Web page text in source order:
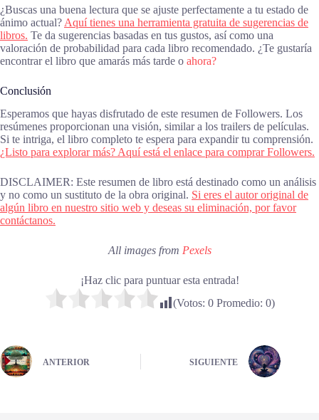
¿Buscas una buena lectura que se ajuste perfectamente a tu estado de
ánimo actual? Aquí tienes una herramienta gratuita de sugerencias de
libros. Te da sugerencias basadas en tus gustos, así como una
valoración de probabilidad para cada libro recomendado. ¿Te gustaría
encontrar el libro que amarás más tarde o ahora?
Conclusión
Esperamos que hayas disfrutado de este resumen de Followers. Los
resúmenes proporcionan una visión, similar a los trailers de películas.
Si te intriga, el libro completo te espera para expandir tu comprensión.
¿Listo para explorar más? Aquí está el enlace para comprar Followers.
DISCLAIMER: Este resumen de libro está destinado como un análisis
y no como un sustituto de la obra original. Si eres el autor original de
algún libro en nuestro sitio web y deseas su eliminación, por favor
contáctanos.
All images from Pexels
¡Haz clic para puntuar esta entrada!
(Votos: 0Promedio: 0)
ANTERIOR SIGUIENTE